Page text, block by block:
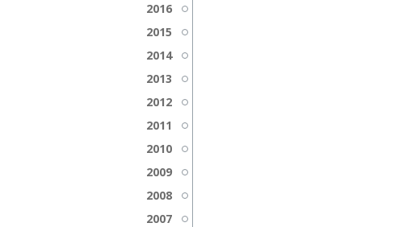
2016
2015
2014
2013
2012
2011
2010
2009
2008
2007